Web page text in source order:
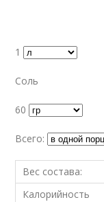
1
Соль
60
Всего:
Вес состава:
Калорийность